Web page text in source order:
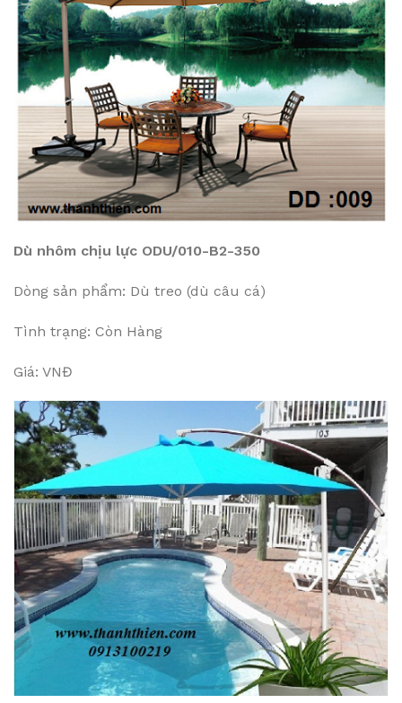
Dù nhôm chịu lực ODU/010-B2-350
Dòng sản phẩm: Dù treo (dù câu cá)
Tình trạng: Còn Hàng
Giá: VNĐ